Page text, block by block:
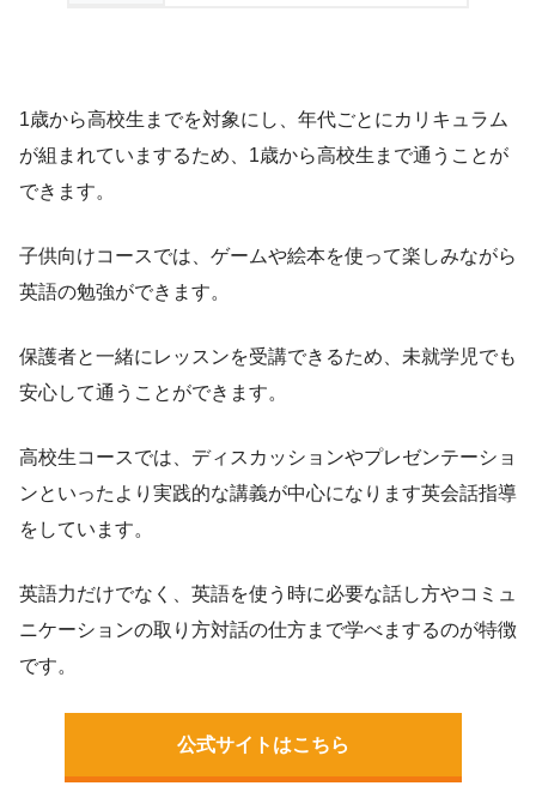
1歳から高校生までを対象にし、年代ごとにカリキュラム
が組まれていまするため、1歳から高校生まで通うことが
できます。
子供向けコースでは、ゲームや絵本を使って楽しみながら
英語の勉強ができます。
保護者と一緒にレッスンを受講できるため、未就学児でも
安心して通うことができます。
高校生コースでは、ディスカッションやプレゼンテーショ
ンといったより実践的な講義が中心になります英会話指導
をしています。
英語力だけでなく、英語を使う時に必要な話し方やコミュ
ニケーションの取り方対話の仕方まで学べまするのが特徴
です。
公式サイトはこちら